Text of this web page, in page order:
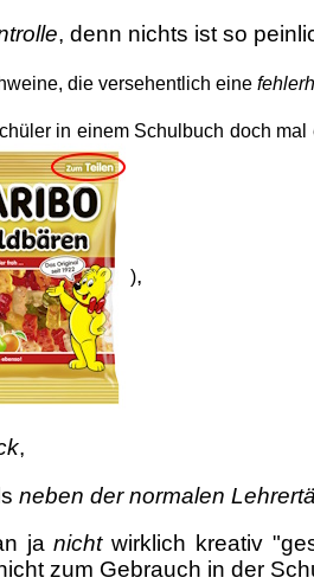
, denn nichts ist so
die versehentlich eine
in einem Schulbuch doch
),
,
neben der normalen
janichtwirklich kreativ
zum Gebrauch in der